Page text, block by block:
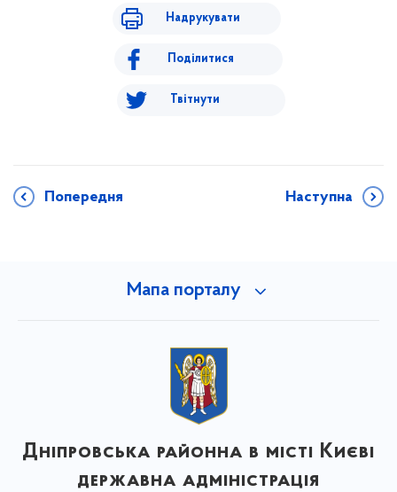
Надрукувати
Поділитися
Твітнути
Попередня Наступна
Мапа порталу
Дніпровська районна в місті Києві
державна адміністрація